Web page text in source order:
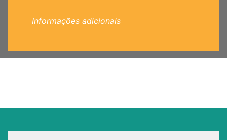
Informações adicionais